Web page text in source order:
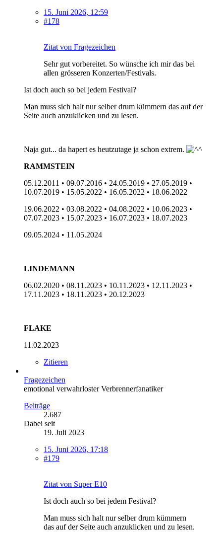
15. Juni 2026, 12:59
#178
Zitat von Fragezeichen
Sehr gut vorbereitet. So wünsche ich mir das bei
allen grösseren Konzerten/Festivals.
Ist doch auch so bei jedem Festival?
Man muss sich halt nur selber drum kümmern das auf der
Seite auch anzuklicken und zu lesen.
Naja gut... da hapert es heutzutage ja schon extrem.
RAMMSTEIN
05.12.2011 • 09.07.2016 • 24.05.2019 • 27.05.2019 •
10.07.2019 • 15.05.2022 • 16.05.2022 • 18.06.2022
19.06.2022 • 03.08.2022 • 04.08.2022 • 10.06.2023 •
07.07.2023 • 15.07.2023 • 16.07.2023 • 18.07.2023
09.05.2024 • 11.05.2024
LINDEMANN
06.02.2020 • 08.11.2023 • 10.11.2023 • 12.11.2023 •
17.11.2023 • 18.11.2023 • 20.12.2023
FLAKE
11.02.2023
Zitieren
Fragezeichen
emotional verwahrloster Verbrennerfanatiker
Beiträge
2.687
Dabei seit
19. Juli 2023
15. Juni 2026, 17:18
#179
Zitat von Super E10
Ist doch auch so bei jedem Festival?
Man muss sich halt nur selber drum kümmern
das auf der Seite auch anzuklicken und zu lesen.